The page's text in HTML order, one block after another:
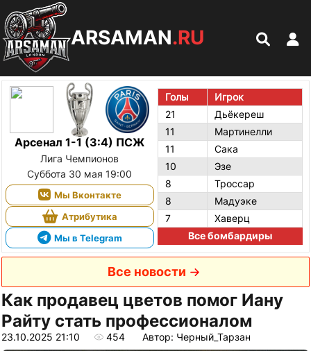
ARSAMAN.RU
Арсенал 1-1 (3:4) ПСЖ
Лига Чемпионов
Суббота 30 мая 19:00
Мы Вконтакте
Атрибутика
Мы в Telegram
Голы
Игрок
21
Дьёкереш
11
Мартинелли
11
Сака
10
Эзе
8
Троссар
8
Мадуэке
7
Хаверц
Все бомбардиры
Все новости
Как продавец цветов помог Иану
Райту стать профессионалом
23.10.2025 21:10 454 Автор: Черный_Тарзан